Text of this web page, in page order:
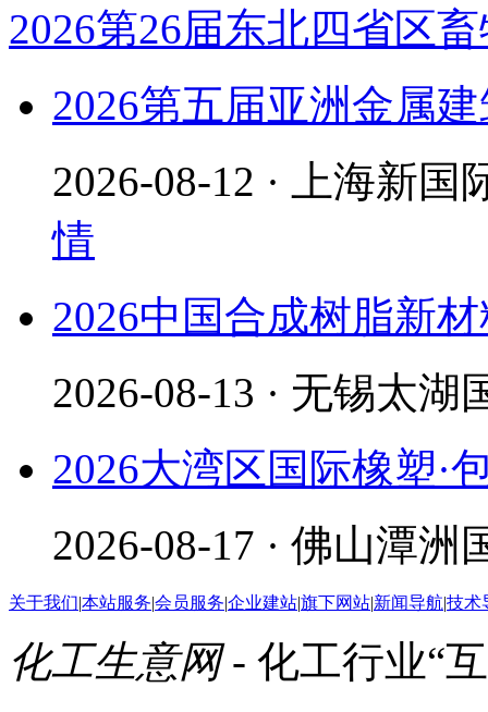
2026第26届东北四省区
2026第五届亚洲金属
2026-08-12 · 上海新
情
2026中国合成树脂新
2026-08-13 · 无锡太湖
2026大湾区国际橡塑·
2026-08-17 · 佛山潭洲
关于我们|本站服务|会员服务|企业建站|旗下网站|新闻导航|技术
化工生意网- 化工行业“